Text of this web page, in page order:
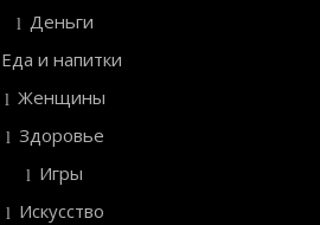
Деньги
Еда и напитки
Женщины
Здоровье
Игры
Искусство